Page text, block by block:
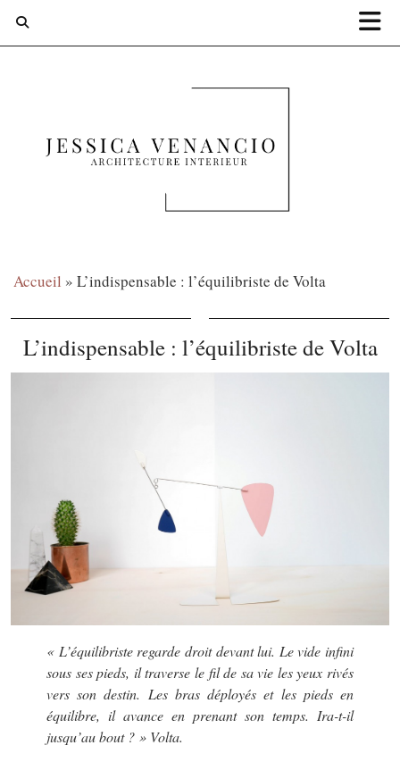
Accueil » L’indispensable : l’équilibriste de Volta
L’indispensable : l’équilibriste de Volta
« L’équilibriste regarde droit devant lui. Le vide infini
sous ses pieds, il traverse le fil de sa vie les yeux rivés
vers son destin. Les bras déployés et les pieds en
équilibre, il avance en prenant son temps. Ira-t-il
jusqu’au bout ? » Volta.